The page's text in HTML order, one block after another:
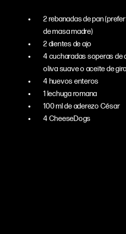
2 rebanadas de pan
de masa madre)
2 dientes de ajo
4 cucharadas soperas de
oliva suave o aceite de
4 huevos enteros
1 lechuga romana
100 ml de aderezo César
4 CheeseDogs